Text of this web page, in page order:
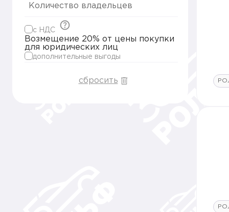
Количество владельцев
c НДС
Возмещение 20% от цены покупки
для юридических лиц
дополнительные выгоды
сбросить